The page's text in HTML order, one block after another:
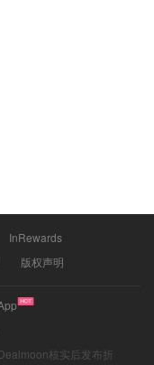
InRewards
版权声明
核实后发布折